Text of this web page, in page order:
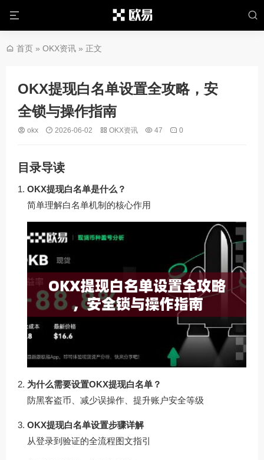
首页 » OKX资讯 » 正文
OKX提现白名单设置全攻略，安
全锁与操作指南
okx 2026-06-02 OKX资讯 47 0
目录导读
OKX提现白名单是什么？
简单理解白名单机制的核心作用
为什么需要设置OKX提现白名单？
防黑客盗币、减少误操作、提升账户安全等级
OKX提现白名单设置步骤详解
从登录到验证的全流程图文指引